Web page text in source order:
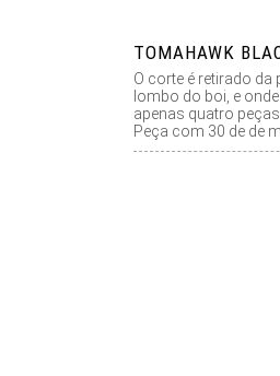
TOMAHAWK
O corte é retirado da
lombo do boi, e
apenas quatro peças
Peça com 30 de de